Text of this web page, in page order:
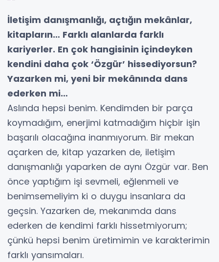
İletişim danışmanlığı, açtığın mekânlar,
kitapların… Farklı alanlarda farklı
kariyerler. En çok hangisinin içindeyken
kendini daha çok ‘Özgür’ hissediyorsun?
Yazarken mi, yeni bir mekânında dans
ederken mi…
Aslında hepsi benim. Kendimden bir parça
koymadığım, enerjimi katmadığım hiçbir işin
başarılı olacağına inanmıyorum. Bir mekan
açarken de, kitap yazarken de, iletişim
danışmanlığı yaparken de aynı Özgür var. Ben
önce yaptığım işi sevmeli, eğlenmeli ve
benimsemeliyim ki o duygu insanlara da
geçsin. Yazarken de, mekanımda dans
ederken de kendimi farklı hissetmiyorum;
çünkü hepsi benim üretimimin ve karakterimin
farklı yansımaları.